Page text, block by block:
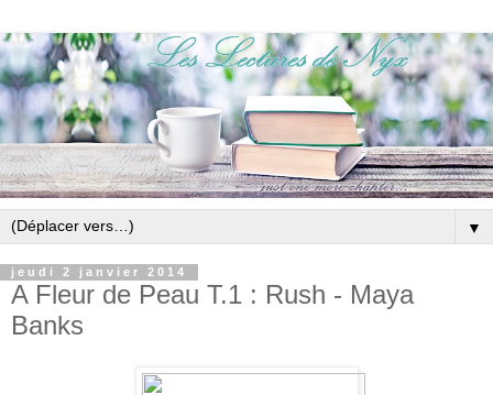
▼
jeudi 2 janvier 2014
A Fleur de Peau T.1 : Rush - Maya
Banks